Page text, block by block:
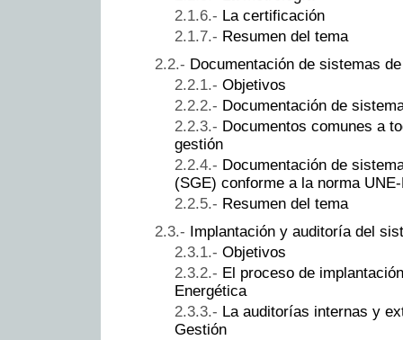
La certificación
Resumen del tema
Documentación de sistemas
Objetivos
Documentación de
Documentos comunes a
gestión
Documentación de
(SGE) conforme a la norma
Resumen del tema
Implantación y auditoría del
Objetivos
El proceso de
Energética
La auditorías internas y
Gestión